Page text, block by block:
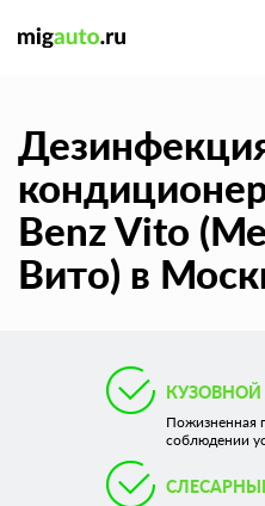
Benz Vito
Вито) в
Пожизненная
соблюдении